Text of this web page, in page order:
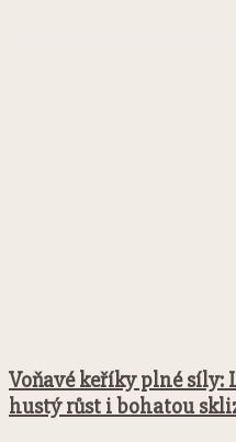
Voňavé keříky plné síly:
hustý růst i bohatou